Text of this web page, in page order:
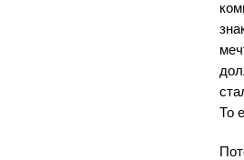
То